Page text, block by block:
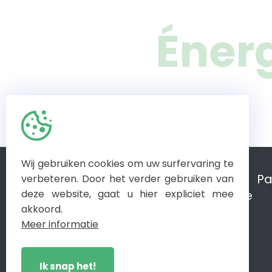
À propos de nous
Systèmes de gestion de l'énergie
Wij gebruiken cookies om uw surfervaring te
verbeteren. Door het verder gebruiken van
deze website, gaat u hier expliciet mee
akkoord.
Meer informatie
Ik snap het!